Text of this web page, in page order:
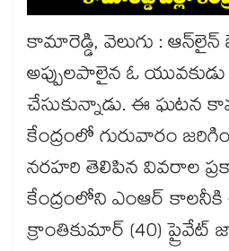
కామారెడ్డి, వెలుగు :
అప్పులపాలైన ఓ
చేసుకున్నాడు. ఈ ఘటన
కేంద్రంలో గురువారం
నరహరి తెలిపిన వివరాల
కేంద్రంలోని ఎంఆర్‌‌‌‌‌‌‌‌‌‌‌‌‌‌‌‌
క్రాంతికుమార్‌‌‌‌‌‌‌‌‌‌‌‌‌‌‌‌ (40) ప్రైవేట్‌‌‌‌‌‌‌‌‌‌‌‌‌‌‌‌